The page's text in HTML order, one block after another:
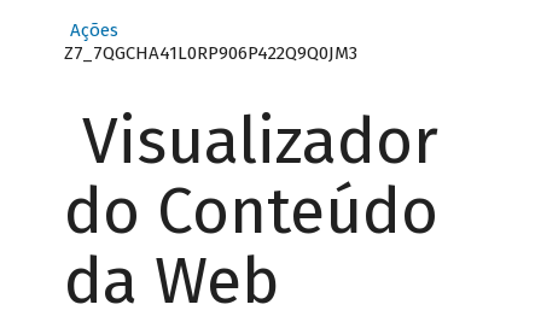
Ações
Z7_7QGCHA41L0RP906P422Q9Q0JM3
Visualizador
do Conteúdo
da Web